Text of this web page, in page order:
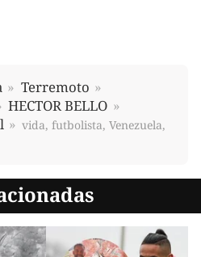
Terremoto
HECTOR BELLO
vida, futbolista, Venezuela,